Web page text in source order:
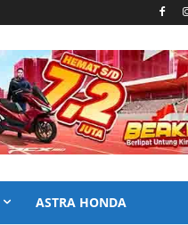
ASTRA HONDA